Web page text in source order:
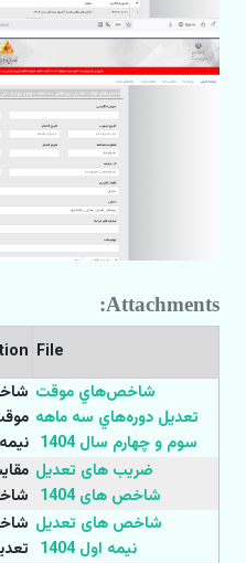
Attachments:
File
شاخص‌هاي موقت
تعديل دوره‌هاي سه ماهه
سوم و چهارم سال 1404
نیمه
ضریب های تعدیل
شاخص های 1404
شاخص های تعدیل
نیمه اول 1404